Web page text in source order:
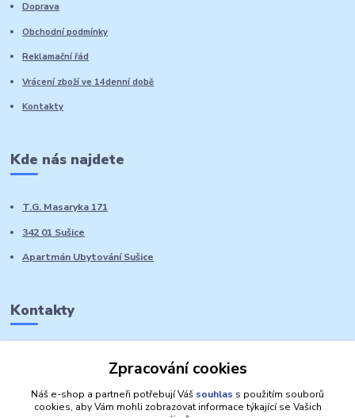
Doprava
Obchodní podmínky
Reklamační řád
Vrácení zboží ve 14denní době
Kontakty
Kde nás najdete
T.G. Masaryka 171
342 01 Sušice
Apartmán Ubytování Sušice
Kontakty
Zpracování cookies
Náš e-shop a partneři potřebují Váš souhlas s použitím souborů
cookies, aby Vám mohli zobrazovat informace týkající se Vašich